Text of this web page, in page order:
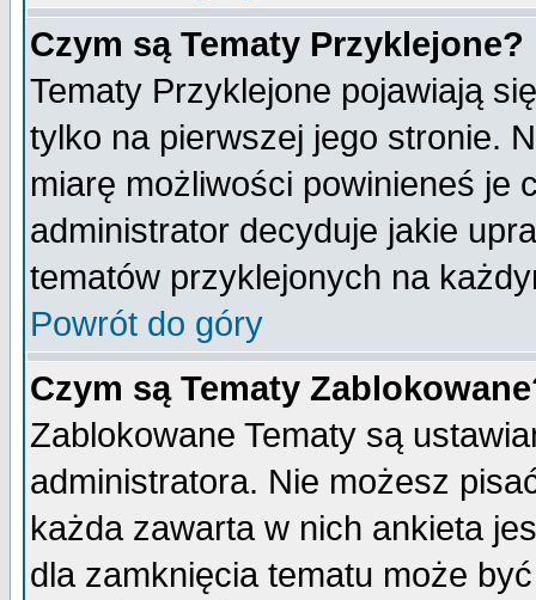
Czym są Tematy Przyklejone?
Tematy Przyklejone pojawiają
tylko na pierwszej jego stronie.
miarę możliwości powinieneś je
administrator decyduje jakie
tematów przyklejonych na
Powrót do góry
Czym są Tematy
Zablokowane Tematy są
administratora. Nie możesz
każda zawarta w nich ankieta
dla zamknięcia tematu może